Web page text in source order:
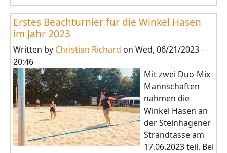
Erstes Beachturnier für die Winkel Hasen
im Jahr 2023
Written by Christian Richard on Wed, 06/21/2023 -
20:46
Mit zwei Duo-Mix-
Mannschaften
nahmen die
Winkel Hasen an
der Steinhagener
Strandtasse am
17.06.2023 teil. Bei